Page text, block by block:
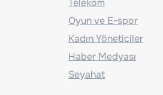
Telekom
Oyun ve E-spor
Kadın Yöneticiler
Haber Medyası
Seyahat